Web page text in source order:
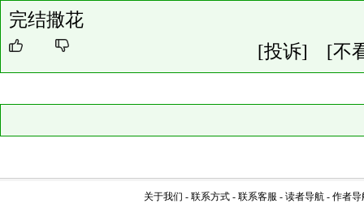
完结撒花
[投诉]
[不
关于我们 - 联系方式 - 联系客服 - 读者导航 - 作者导